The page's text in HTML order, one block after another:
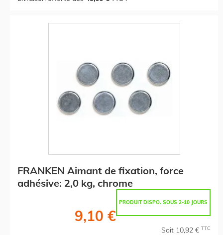
FRANKEN Aimant de fixation, force
adhésive: 2,0 kg, chrome
PRODUIT DISPO. SOUS 2-10 JOURS
9,10 €
Soit 10,92 € TTC